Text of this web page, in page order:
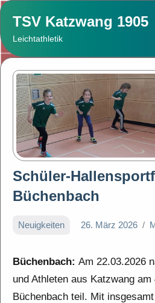
Zum
Inhalt
springen
TSV Katzwang 1905
Leichtathletik
Schüler-
Büchenbach
Neuigkeiten 26. März 2026
Büchenbach: Am 22.03.2026
und Athleten aus Katzwang
Büchenbach teil. Mit